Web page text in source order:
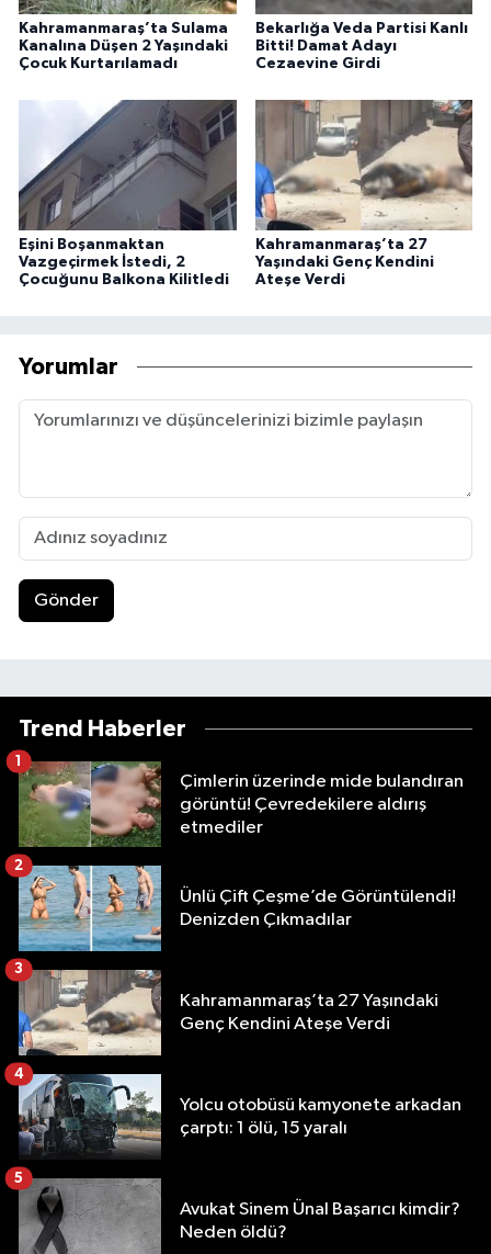
Kahramanmaraş’ta Sulama
Kanalına Düşen 2 Yaşındaki
Çocuk Kurtarılamadı
Bekarlığa Veda Partisi Kanlı
Bitti! Damat Adayı
Cezaevine Girdi
Eşini Boşanmaktan
Vazgeçirmek İstedi, 2
Çocuğunu Balkona Kilitledi
Kahramanmaraş’ta 27
Yaşındaki Genç Kendini
Ateşe Verdi
Yorumlar
Gönder
Trend Haberler
Çimlerin üzerinde mide bulandıran
görüntü! Çevredekilere aldırış
etmediler
1
Ünlü Çift Çeşme’de Görüntülendi!
Denizden Çıkmadılar
2
Kahramanmaraş’ta 27 Yaşındaki
Genç Kendini Ateşe Verdi
3
Yolcu otobüsü kamyonete arkadan
çarptı: 1 ölü, 15 yaralı
4
Avukat Sinem Ünal Başarıcı kimdir?
Neden öldü?
5